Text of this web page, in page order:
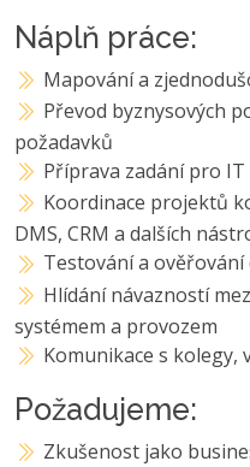
Náplň práce:
Mapování a
Převod byznysových
požadavků
Příprava zadání pro
Koordinace projektů
DMS, CRM a dalších
Testování a
Hlídání návazností
systémem a provozem
Komunikace s kolegy,
Požadujeme:
Zkušenost jako